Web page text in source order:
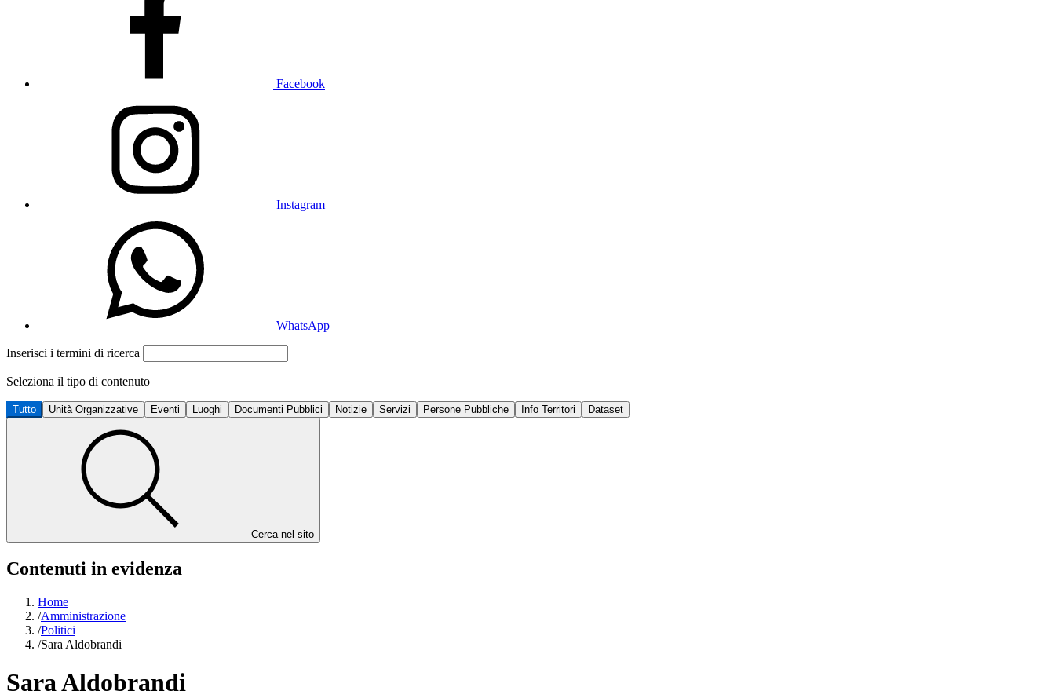
Facebook
Instagram
WhatsApp
Inserisci i termini di ricerca
Seleziona il tipo di contenuto
Tutto Unità Organizzative Eventi Luoghi Documenti Pubblici Notizie Servizi Persone Pubbliche Info Territori Dataset
Cerca nel sito
Contenuti in evidenza
Home
/Amministrazione
/Politici
/Sara Aldobrandi
Sara Aldobrandi